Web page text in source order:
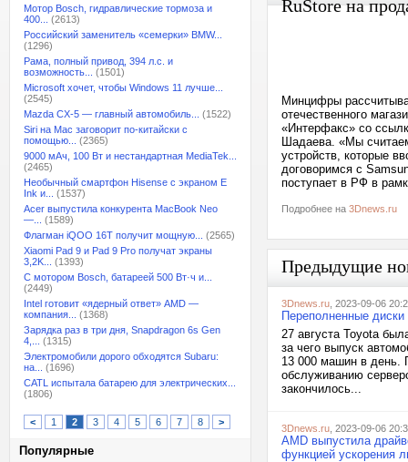
Мотор Bosch, гидравлические тормоза и
400...
(2613)
Российский заменитель «семерки» BMW...
(1296)
Рама, полный привод, 394 л.с. и
возможность...
(1501)
Microsoft хочет, чтобы Windows 11 лучше...
(2545)
Mazda CX-5 — главный автомобиль...
(1522)
Siri на Mac заговорит по-китайски с
помощью...
(2365)
9000 мАч, 100 Вт и нестандартная MediaTek...
(2465)
Необычный смартфон Hisense с экраном E
Ink и...
(1537)
Acer выпустила конкурента MacBook Neo
—...
(1589)
Флагман iQOO 16T получит мощную...
(2565)
Xiaomi Pad 9 и Pad 9 Pro получат экраны
3,2K...
(1393)
С мотором Bosch, батареей 500 Вт·ч и...
(2449)
Intel готовит «ядерный ответ» AMD —
компания...
(1368)
Зарядка раз в три дня, Snapdragon 6s Gen
4,...
(1315)
Электромобили дорого обходятся Subaru:
на...
(1696)
CATL испытала батарею для электрических...
(1806)
< 1 2 3 4 5 6 7 8 >
Популярные
RuStore на
Минцифры
отечественного
«Интерфакс» со
Шадаева. «Мы
устройств, которые
договоримся с
поступает в РФ в
Подробнее на 3Dnews.ru
Предыдущие
3Dnews.ru , 2023-09-06
Переполненные
27 августа Toyota
за чего выпуск
13 000 машин в день.
обслуживанию
закончилось...
3Dnews.ru , 2023-09-06
AMD выпустила
функцией ускорения